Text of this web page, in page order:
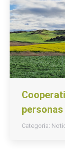
Categoria: